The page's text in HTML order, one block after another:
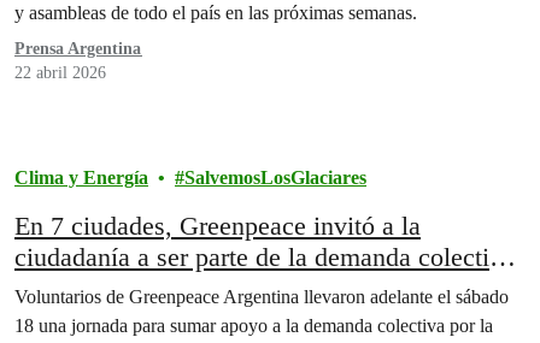
y asambleas de todo el país en las próximas semanas.
Prensa Argentina
22 abril 2026
Clima y Energía SalvemosLosGlaciares
En 7 ciudades, Greenpeace invitó a la
ciudadanía a ser parte de la demanda colectiva
por los glaciares
Voluntarios de Greenpeace Argentina llevaron adelante el sábado
18 una jornada para sumar apoyo a la demanda colectiva por la